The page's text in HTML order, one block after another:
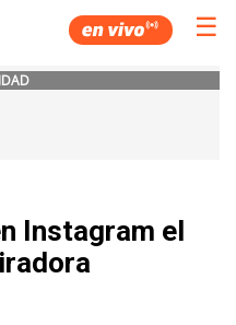
☰
Instagram el